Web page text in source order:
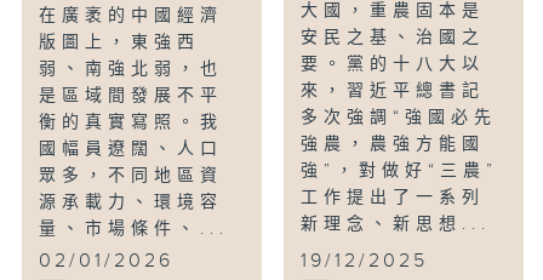
在廣袤的中國經濟
版圖上，東強西
弱、南強北弱，也
是區域間發展不平
衡的真實寫照。我
國幅員遼闊、人口
眾多，不同地區資
源承載力、環境容
量、市場條件、...
02/01/2026
大國，重農固本是
安民之基、治國之
要。黨的十八大以
來，習近平總書記
多次強調“強國必先
強農，農強方能國
強”，對做好“三農”
工作提出了一系列
新理念、新思想...
19/12/2025